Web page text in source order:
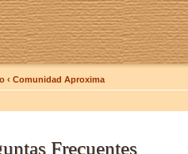
‹ Comunidad Aproxima
Frecuentes